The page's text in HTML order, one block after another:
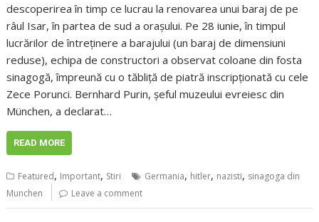
descoperirea în timp ce lucrau la renovarea unui baraj de pe
râul Isar, în partea de sud a orașului. Pe 28 iunie, în timpul
lucrărilor de întreținere a barajului (un baraj de dimensiuni
reduse), echipa de constructori a observat coloane din fosta
sinagogă, împreună cu o tăbliță de piatră inscripționată cu cele
Zece Porunci. Bernhard Purin, șeful muzeului evreiesc din
München, a declarat…
READ MORE
Featured, Important, Stiri Germania, hitler, nazisti, sinagoga din
Munchen
Leave a comment